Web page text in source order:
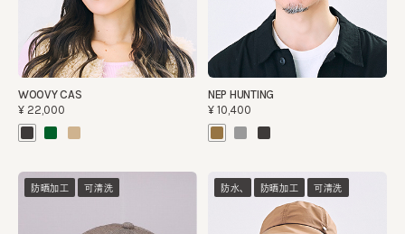
WOOVY CAS
¥22,000
NEP HUNTING
¥10,400
防晒加工 可清洗 防水、 防晒加工 可清洗